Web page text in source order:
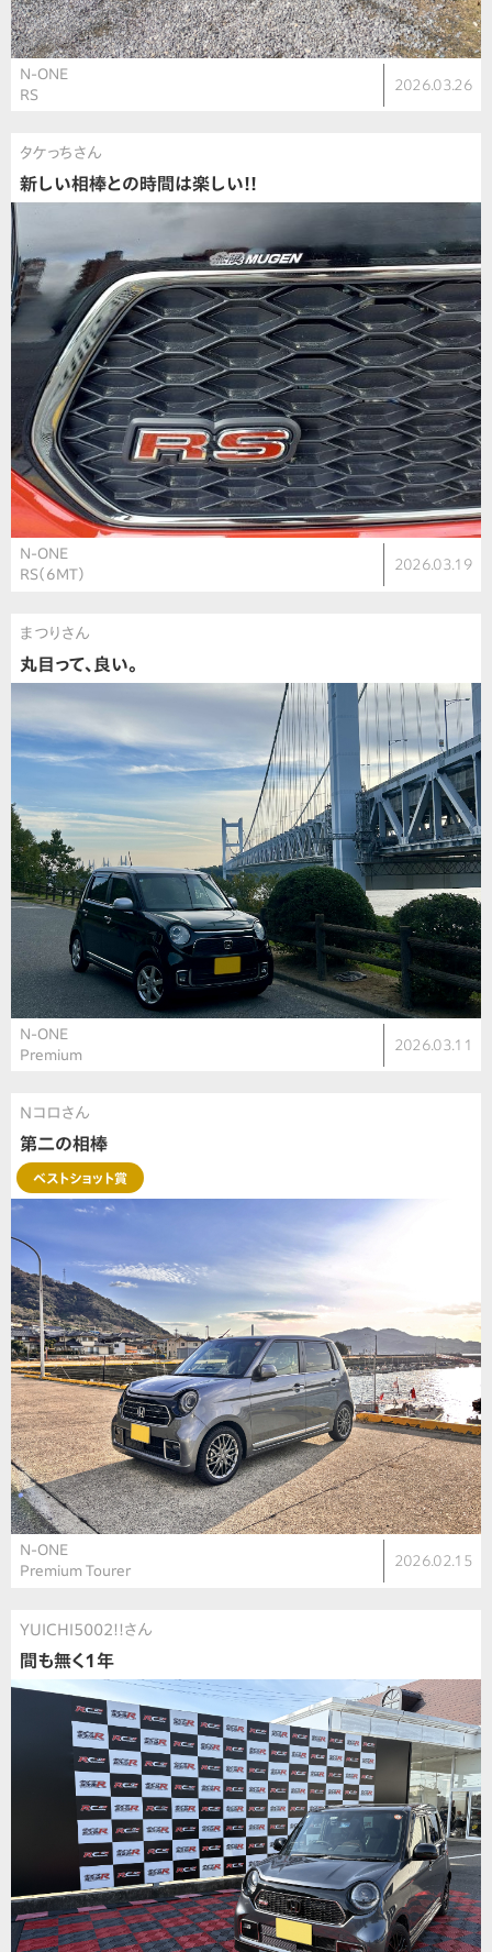
N-ONE
RS
2026.03.26
タケっちさん
新しい相棒との時間は楽しい!!
N-ONE
RS（6MT）
2026.03.19
まつりさん
丸目って、良い。
N-ONE
Premium
2026.03.11
Nコロさん
第二の相棒
ベストショット賞
N-ONE
Premium Tourer
2026.02.15
YUICHI5002!!さん
間も無く1年